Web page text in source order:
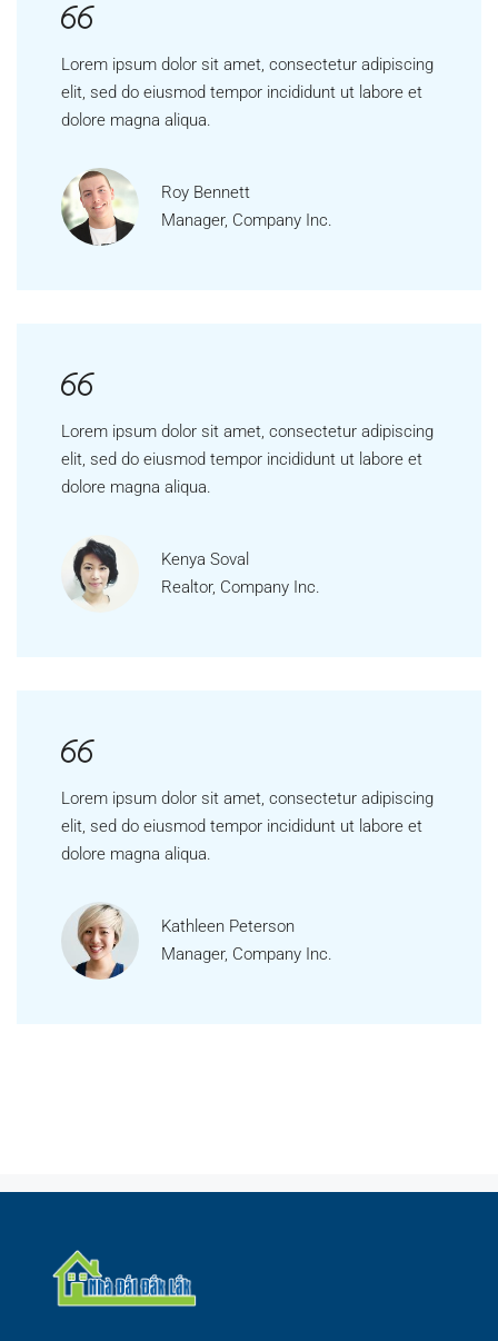
Lorem ipsum dolor sit amet, consectetur adipiscing
elit, sed do eiusmod tempor incididunt ut labore et
dolore magna aliqua.
Roy Bennett
Manager, Company Inc.
Lorem ipsum dolor sit amet, consectetur adipiscing
elit, sed do eiusmod tempor incididunt ut labore et
dolore magna aliqua.
Kenya Soval
Realtor, Company Inc.
Lorem ipsum dolor sit amet, consectetur adipiscing
elit, sed do eiusmod tempor incididunt ut labore et
dolore magna aliqua.
Kathleen Peterson
Manager, Company Inc.